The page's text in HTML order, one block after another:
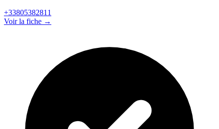
+33805382811
Voir la fiche →